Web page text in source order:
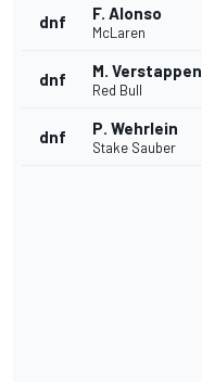
dnf F. Alonso
McLaren
dnf M. Verstappen
Red Bull
dnf P. Wehrlein
Stake Sauber